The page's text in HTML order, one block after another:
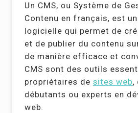
Un CMS, ou Système de
Contenu en français, est
logicielle qui permet de
et de publier du contenu
de manière efficace et
CMS sont des outils
propriétaires de sites web,
débutants ou experts en
web.